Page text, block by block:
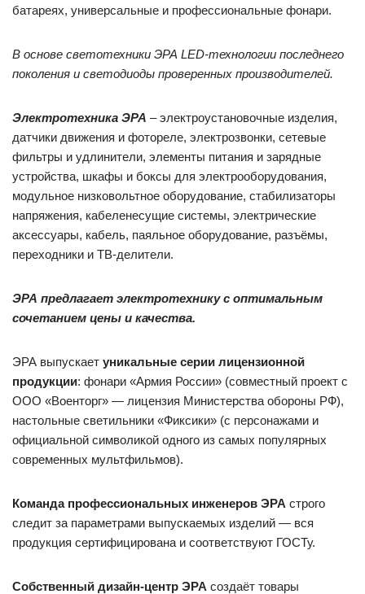
батареях, универсальные и профессиональные фонари.
В основе светотехники ЭРА LED-технологии последнего
поколения и светодиоды проверенных производителей.
Электротехника ЭРА – электроустановочные изделия,
датчики движения и фотореле, электрозвонки, сетевые
фильтры и удлинители, элементы питания и зарядные
устройства, шкафы и боксы для электрооборудования,
модульное низковольтное оборудование, стабилизаторы
напряжения, кабеленесущие системы, электрические
аксессуары, кабель, паяльное оборудование, разъёмы,
переходники и ТВ-делители.
ЭРА предлагает электротехнику с оптимальным
сочетанием цены и качества.
ЭРА выпускает уникальные серии лицензионной
продукции: фонари «Армия России» (совместный проект с
ООО «Военторг» — лицензия Министерства обороны РФ),
настольные светильники «Фиксики» (с персонажами и
официальной символикой одного из самых популярных
современных мультфильмов).
Команда профессиональных инженеров ЭРА строго
следит за параметрами выпускаемых изделий — вся
продукция сертифицирована и соответствуют ГОСТу.
Собственный дизайн-центр ЭРА создаёт товары